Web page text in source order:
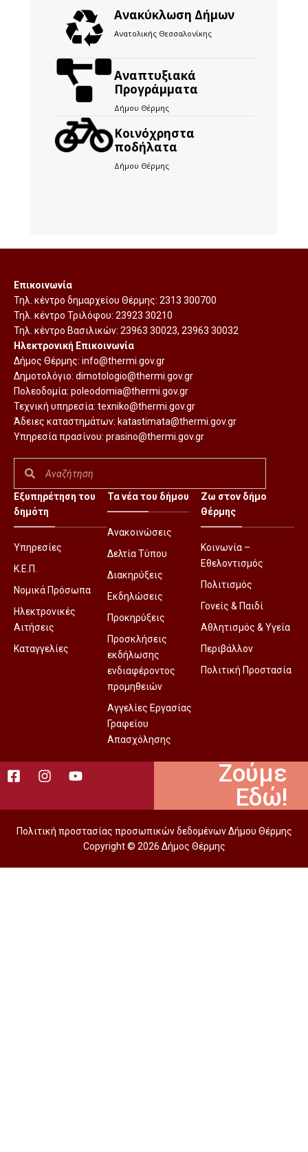
Ανακύκλωση Δήμων
Ανατολικής Θεσσαλονίκης
Αναπτυξιακά
Προγράμματα
Δήμου Θέρμης
Kοινόχρηστα
ποδήλατα
Δήμου Θέρμης
Επικοινωνία
Τηλ. κέντρο δημαρχείου Θέρμης: 2313 300700
Τηλ. κέντρο Τριλόφου: 23923 30210
Τηλ. κέντρο Βασιλικών: 23963 30023, 23963 30032
Ηλεκτρονική Επικοινωνία
Δήμος Θέρμης: info@thermi.gov.gr
Δημοτολόγιο: dimotologio@thermi.gov.gr
Πολεοδομία: poleodomia@thermi.gov.gr
Τεχνική υπηρεσία: texniko@thermi.gov.gr
Άδειες καταστημάτων: katastimata@thermi.gov.gr
Υπηρεσία πρασίνου: prasino@thermi.gov.gr
Εξυπηρέτηση του
δημότη
Υπηρεσίες
Κ.Ε.Π.
Νομικά Πρόσωπα
Ηλεκτρονικές
Αιτήσεις
Καταγγελίες
Τα νέα του δήμου
Ανακοινώσεις
Δελτία Τύπου
Διακηρύξεις
Εκδηλώσεις
Προκηρύξεις
Προσκλήσεις
εκδήλωσης
ενδιαφέροντος
προμηθειών
Αγγελίες Εργασίας
Γραφείου
Απασχόλησης
Ζω στον δήμο
Θέρμης
Κοινωνία –
Εθελοντισμός
Πολιτισμός
Γονείς & Παιδί
Αθλητισμός & Υγεία
Περιβάλλον
Πολιτική Προστασία
Ζούμε
Εδώ!
Πολιτική προστασίας προσωπικών δεδομένων Δήμου Θέρμης
Copyright © 2026 Δήμος Θέρμης